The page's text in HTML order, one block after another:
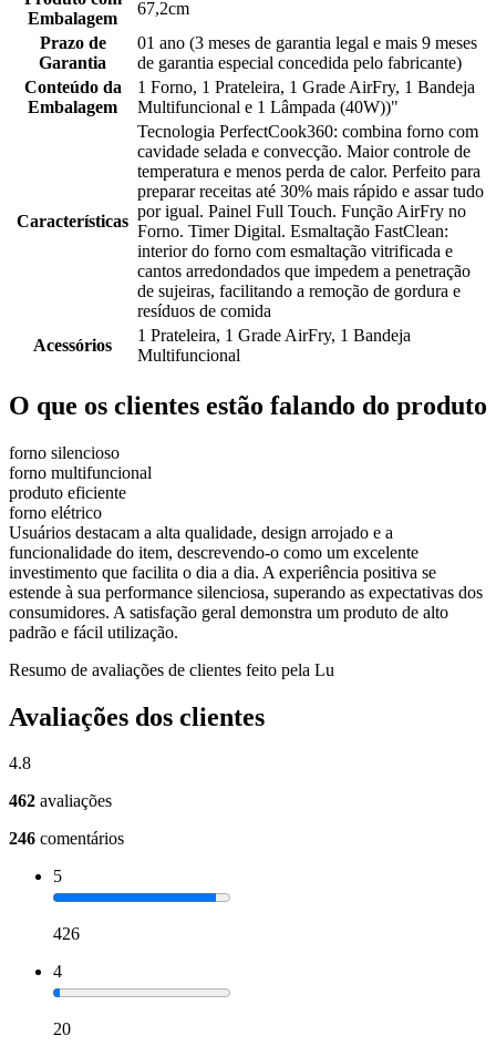
Embalagem
67,2cm
Prazo de
Garantia
01 ano (3 meses de garantia legal e mais 9 meses
de garantia especial concedida pelo fabricante)
Conteúdo da
Embalagem
1 Forno, 1 Prateleira, 1 Grade AirFry, 1 Bandeja
Multifuncional e 1 Lâmpada (40W))"
Características
Tecnologia PerfectCook360: combina forno com
cavidade selada e convecção. Maior controle de
temperatura e menos perda de calor. Perfeito para
preparar receitas até 30% mais rápido e assar tudo
por igual. Painel Full Touch. Função AirFry no
Forno. Timer Digital. Esmaltação FastClean:
interior do forno com esmaltação vitrificada e
cantos arredondados que impedem a penetração
de sujeiras, facilitando a remoção de gordura e
resíduos de comida
Acessórios
1 Prateleira, 1 Grade AirFry, 1 Bandeja
Multifuncional
O que os clientes estão falando do produto
forno silencioso
forno multifuncional
produto eficiente
forno elétrico
Usuários destacam a alta qualidade, design arrojado e a
funcionalidade do item, descrevendo-o como um excelente
investimento que facilita o dia a dia. A experiência positiva se
estende à sua performance silenciosa, superando as expectativas dos
consumidores. A satisfação geral demonstra um produto de alto
padrão e fácil utilização.
Resumo de avaliações de clientes feito pela Lu
Avaliações dos clientes
4.8
462 avaliações
246 comentários
5
426
4
20